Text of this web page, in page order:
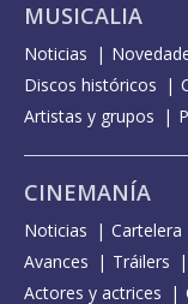
MUSICALIA
Noticias
Discos históricos
Artistas y grupos
CINEMANÍA
Noticias Cartelera
Avances
Tráilers
Actores y actrices